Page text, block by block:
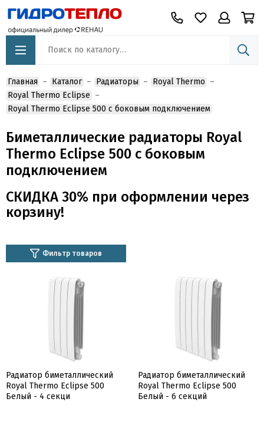
Главная Каталог Радиаторы
Royal Thermo
Royal Thermo Eclipse
Royal Thermo Eclipse 500 с боковым подключением
Биметаллические радиаторы Royal
Thermo Eclipse 500 с боковым
подключением
СКИДКА 30% при оформлении через
корзину!
Фильтр товаров
Радиатор биметаллический
Royal Thermo Eclipse 500
Белый - 4 секци
Радиатор биметаллический
Royal Thermo Eclipse 500
Белый - 6 секций